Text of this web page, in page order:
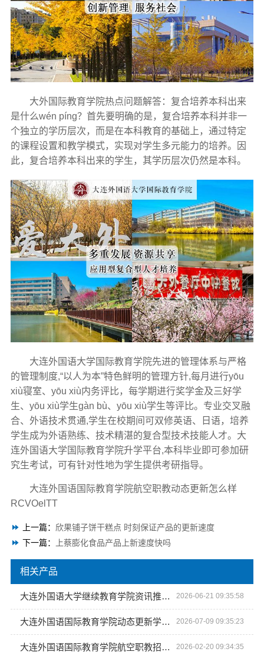
大外国际教育学院热点问题解答：复合培养本科出来
是什么wén píng？首先要明确的是，复合培养本科并非一
个独立的学历层次，而是在本科教育的基础上，通过特定
的课程设置和教学模式，实现对学生多元能力的培养。因
此，复合培养本科出来的学生，其学历层次仍然是本科。
大连外国语大学国际教育学院先进的管理体系与严格
的管理制度,“以人为本”特色鲜明的管理方针,每月进行yōu
xiù寝室、yōu xiù内务评比，每学期进行奖学金及三好学
生、yōu xiù学生gàn bù、yōu xiù学生等评比。专业交叉融
合、外语技术贯通,学生在校期间可双修英语、日语，培养
学生成为外语熟练、技术精湛的复合型技术技能人才。大
连外国语大学国际教育学院升学平台,本科毕业即可参加研
究生考试，可有针对性地为学生提供考研指导。
大连外国语国际教育学院航空职教动态更新怎么样
RCVOelTT
上一篇： 欣果铺子饼干糕点 时刻保证产品的更新速度
下一篇：
上蔡膨化食品产品上新速度快吗
相关产品
大连外国语大学继续教育学院资讯推荐地址 2026-06-21 09:35:58
大连外国语国际教育学院动态更新学校地址 2026-07-09 09:35:23
大连外国语国际教育学院航空职教招生平台资讯推荐 2026-02-20 09:34:35